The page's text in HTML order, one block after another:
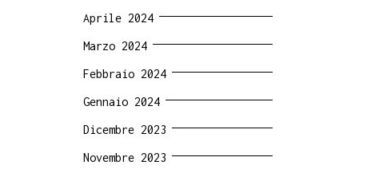
Aprile 2024
Marzo 2024
Febbraio 2024
Gennaio 2024
Dicembre 2023
Novembre 2023